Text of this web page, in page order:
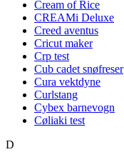
Cream of Rice
CREAMi Deluxe
Creed aventus
Cricut maker
Crp test
Cub cadet snøfreser
Cura vektdyne
Curlstang
Cybex barnevogn
Cøliaki test
D